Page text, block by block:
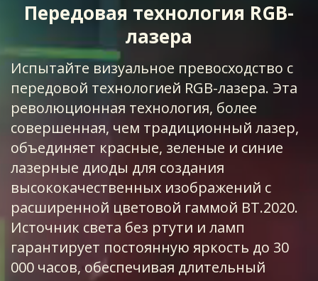
Передовая технология RGB-
лазера
Испытайте визуальное превосходство с
передовой технологией RGB-лазера. Эта
революционная технология, более
совершенная, чем традиционный лазер,
объединяет красные, зеленые и синие
лазерные диоды для создания
высококачественных изображений с
расширенной цветовой гаммой BT.2020.
Источник света без ртути и ламп
гарантирует постоянную яркость до 30
000 часов, обеспечивая длительный